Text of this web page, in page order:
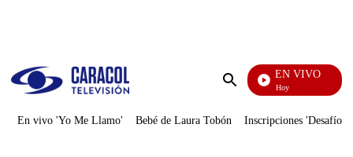
Enviar
EN VIVO
La Finca De Hoy
En vivo 'Yo Me Llamo' Bebé de Laura Tobón Inscripciones 'Desafío'